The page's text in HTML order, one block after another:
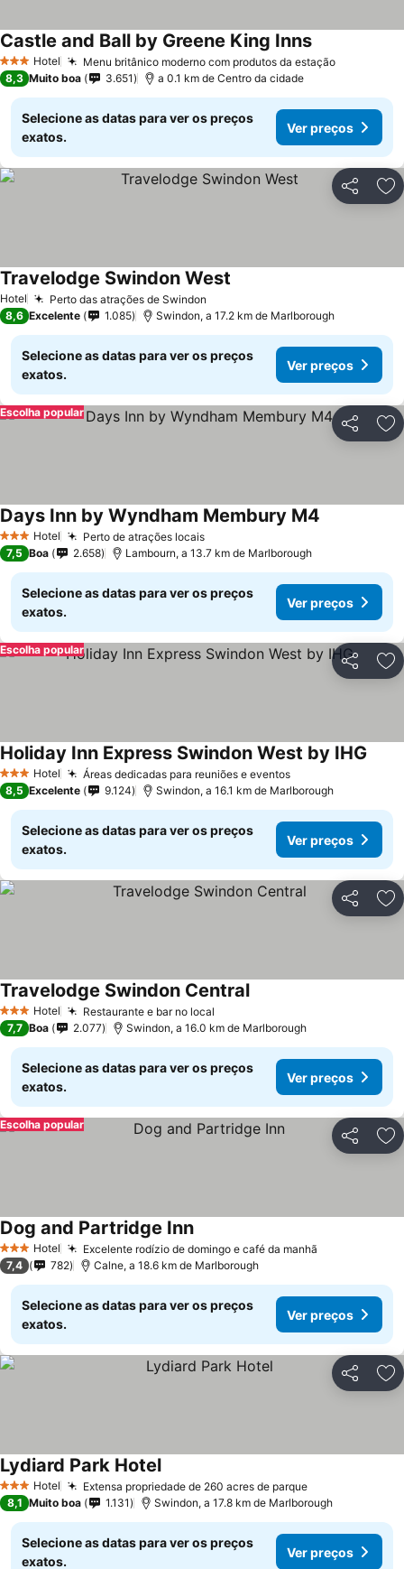
3 EstrelasHotel Menu britânico moderno com produtos da estaçãoVer
Castle and Ball by Greene King InnsVer preços
8,3 Muito boa 3.651 a 0.1 km de Centro da cidade
Selecione as datas para ver os preços
exatos.
Ver preços
Partilhar
Hotel Perto das atrações de Swindon
Travelodge Swindon West
8,6 Excelente 1.085 Swindon, a 17.2 km de Marlborough
Selecione as datas para ver os preços
exatos.
Ver preços
Partilhar
Escolha popular
3 EstrelasHotel Perto de atrações locaisVer preços
Days Inn by Wyndham Membury M4
7,5 Boa 2.658 Lambourn, a 13.7 km de Marlborough
Selecione as datas para ver os preços
exatos.
Ver preços
Partilhar
Escolha popular
3 EstrelasHotel Áreas dedicadas para reuniões e eventosVer preços
Holiday Inn Express Swindon West by IHG
8,5 Excelente 9.124 Swindon, a 16.1 km de Marlborough
Selecione as datas para ver os preços
exatos.
Ver preços
Partilhar
3 EstrelasHotel Restaurante e bar no local
Travelodge Swindon CentralVer preços
7,7 Boa 2.077 Swindon, a 16.0 km de Marlborough
Selecione as datas para ver os preços
exatos.
Ver preços
Partilhar
Escolha popular
3 EstrelasHotel Excelente rodízio de domingo e café da manhã
Dog and Partridge InnVer preços
7,4 782 Calne, a 18.6 km de Marlborough
Selecione as datas para ver os preços
exatos.
Ver preços
Partilhar
3 EstrelasHotel Extensa propriedade de 260 acres de parqueVer preços
Lydiard Park HotelVer preços
8,1 Muito boa 1.131 Swindon, a 17.8 km de Marlborough
Selecione as datas para ver os preços
exatos.
Ver preços